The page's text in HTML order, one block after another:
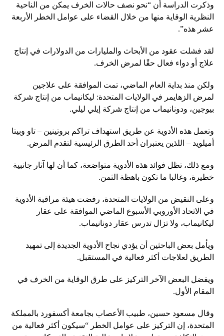
وذكرت الدراسة أن “نحو نصف حالات الخرف يمكن من الناحية
النظرية الوقاية منها من خلال القضاء على عوامل الخطر الأربعة
عشر هذه”.
لقد فشلت عقود من الأبحاث والمليارات من الدولارات في إنتاج
علاج أو دواء فعال حقًا لمرض الخرف.
ولكن منذ بداية العام الماضي، تمت الموافقة على علاجين
لمرض الزهايمر في الولايات المتحدة: ليكانيماب من إنتاج شركة
بيوجين، ودونانيماب من إنتاج شركة إيلي ليلي.
وتعمل هذه الأدوية عن طريق استهداف تراكم بروتينين – تاو وبيتا
أميلويد – اللذين يعتبران أحد الطرق الرئيسية لتقدم المرض.
ومع ذلك، تظل فوائد هذه الأدوية متواضعة، كما أن لها آثار جانبية
خطيرة، وغالبا ما تكون باهظة الثمن.
وعلى النقيض من الولايات المتحدة، رفضت هيئة مراقبة الأدوية
في الاتحاد الأوروبي الأسبوع الماضي الموافقة على عقار
ليكانيماب، ولا تزال تدرس عقار دونانيماب.
ويأمل بعض الباحثين أن يؤدي نجاح الأدوية الجديدة إلى تمهيد
الطريق لعلاجات أكثر فعالية في المستقبل.
ويفضل البعض الآخر التركيز على طرق الوقاية من الخرف في
المقام الأول.
وقال مسعود حسين، طبيب الأعصاب بجامعة أكسفورد بالمملكة
المتحدة، إن التركيز على عوامل الخطر “سيكون أكثر فعالية من